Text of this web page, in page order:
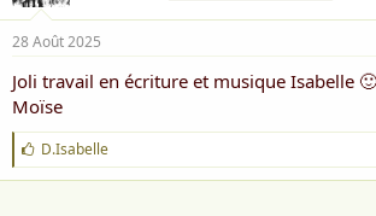
28 Août 2025
Joli travail en écriture et musique Isabelle
Moïse
J
'
a
D.Isabelle